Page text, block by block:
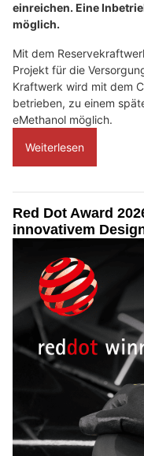
einreichen. Eine
möglich.
Mit dem
Projekt für die
Kraftwerk wird mit dem
betrieben, zu einem
eMethanol möglich.
Weiterlesen
Red Dot Award
innovativem